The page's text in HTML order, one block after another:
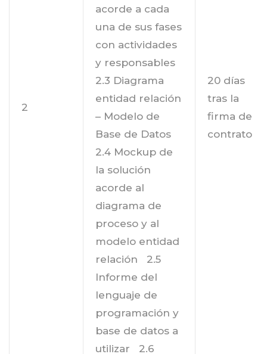
2
acorde a cada
una de sus fases
con actividades
y responsables
2.3 Diagrama
entidad relación
– Modelo de
Base de Datos
2.4 Mockup de
la solución
acorde al
diagrama de
proceso y al
modelo entidad
relación 2.5
Informe del
lenguaje de
programación y
base de datos a
utilizar 2.6
20 días
tras la
firma de
contrato